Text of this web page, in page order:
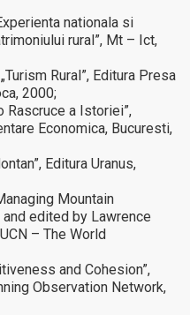
nationala si
rural”, Mt – Ict,
Rural”, Editura Presa
2000;
Rascruce a Istoriei”,
Economica, Bucuresti,
Editura Uranus,
Mountain
edited by Lawrence
– The World
and Cohesion”,
Observation Network,